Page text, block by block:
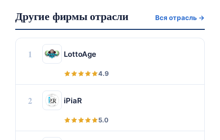
Другие фирмы отрасли Вся отрасль →
1 LottoAge
4.9
2 iPiaR
5.0